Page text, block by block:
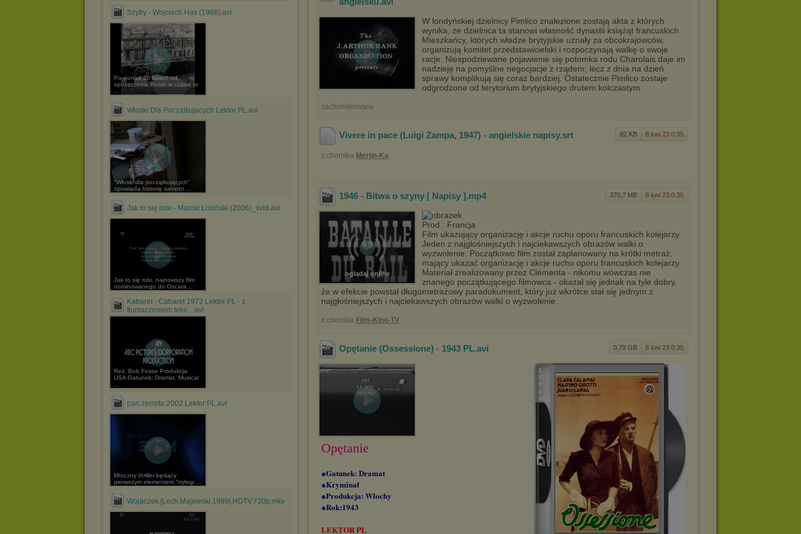
Szyfry - Wojciech Has (1966).avi
Po ponad 20 latach od
opuszczenia Polski w czasie ro
Włoski Dla Początkujacych Lektor PL.avi
"Włoski dla początkujących"
opowiada historię samotn ...
Jak to się robi - Marcel Łoziński (2006)_xvid.avi
Jak to się robi, najnowszy film
nominowanego do Oscara ...
Kabaret - Cabaret 1972 Lektor PL - z
tłumaczeniem teks....avi
Reż. Bob Fosse Produkcja:
USA Gatunek: Dramat, Musical
pan.zemsta 2002 Lektor PL.avi
Mroczny thriller będący
pierwszym elementem "trylogi ...
Wojaczek.[Lech.Majewski.1999].HDTV.720p.mkv
W londyńskiej dzielnicy Pimlico znalezione zostają akta z których
wynika, że dzielnica ta stanowi własność dynastii książąt francuskich.
Mieszkańcy, których władze brytyjskie uznały za obcokrajowców,
organizują komitet przedstawicielski i rozpoczynają walkę o swoje
racje. Niespodziewane pojawienie się potomka rodu Charolais daje im
nadzieję na pomyślne negocjacje z rządem, lecz z dnia na dzień
sprawy komplikują się coraz bardziej. Ostatecznie Pimlico zostaje
odgrodzone od terytorium brytyjskiego drutem kolczastym.
zachomikowany
82 KB 8 kwi 23 0:35
Vivere in pace (Luigi Zampa, 1947) - angielskie napisy.srt
z chomika Merlin-Ka
370,7 MB 8 kwi 23 0:35
1946 - Bitwa o szyny [ Napisy ] .mp4
oglądaj online
Prod : Francja
Film ukazujący organizację i akcje ruchu oporu francuskich kolejarzy.
Jeden z najgłośniejszych i najciekawszych obrazów walki o
wyzwolenie. Początkowo film został zaplanowany na krótki metraż,
mający ukazać organizację i akcje ruchu oporu francuskich kolejarzy.
Materiał zrealizowany przez Clémenta - nikomu wówczas nie
znanego początkującego filmowca - okazał się jednak na tyle dobry,
że w efekcie powstał długometrażowy paradokument, który już wkrótce stał się jednym z
najgłośniejszych i najciekawszych obrazów walki o wyzwolenie.
z chomika Film-Kino-TV
0,79 GB 8 kwi 23 0:35
Opętanie (Ossessione) - 1943 PL.avi
Opętanie
●Gatunek: Dramat
●Kryminał
●Produkcja: Włochy
●Rok:1943
LEKTOR PL